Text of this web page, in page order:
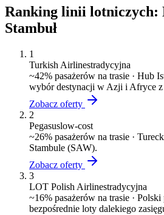
Ranking linii lotniczych:
Stambuł
1
Turkish Airlinestradycyjna
~42% pasażerów na trasie · Hub
wybór destynacji w Azji i Afryce z
Zobacz oferty
2
Pegasuslow-cost
~26% pasażerów na trasie ·
Stambule (SAW).
Zobacz oferty
3
LOT Polish Airlinestradycyjna
~16% pasażerów na trasie ·
bezpośrednie loty dalekiego